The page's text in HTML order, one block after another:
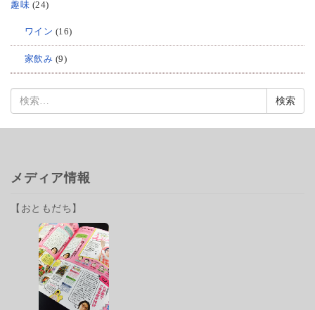
趣味 (24)
ワイン (16)
家飲み (9)
メディア情報
【おともだち】